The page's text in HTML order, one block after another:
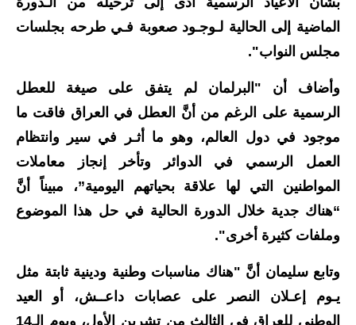
الاخبار الرياضية
اخبار وقرارات وزارة التربية
نتائج الامتحانات
المرحلة الابتدائية
المرحلة المتوسطة
اسئلة وزارية
المرحلة الابتدائية
الماضية إلى الحالية لـوجـود صعوبة فـي طرحه بجلسات
مجلس النواب".
وأضاف أن "البرلمان لم يتفق على صيغة للعطل
الرسمية على الرغم من أنَّ العطل في العراق فاقت ما
موجود في دول العالم، وهو ما أثـر في سير وانتظام
العمل الرسمي في الدوائر وتأخر إنجاز معاملات
المواطنين التي لها علاقة بحياتهم اليومية”، مبيناً أنَّ
“هناك جدية خلال الدورة الحالية في حل هذا الموضوع
وملفات كثيرة أخرى".
وتابع سليمان أنَّ "هناك مناسبات وطنية ودينية ثابتة مثل
يـوم إعـلان النصر على عصابات داعــش، أو العيد
الوطني للعراق في الثالث من تشرين الأول، ويوم الـ14